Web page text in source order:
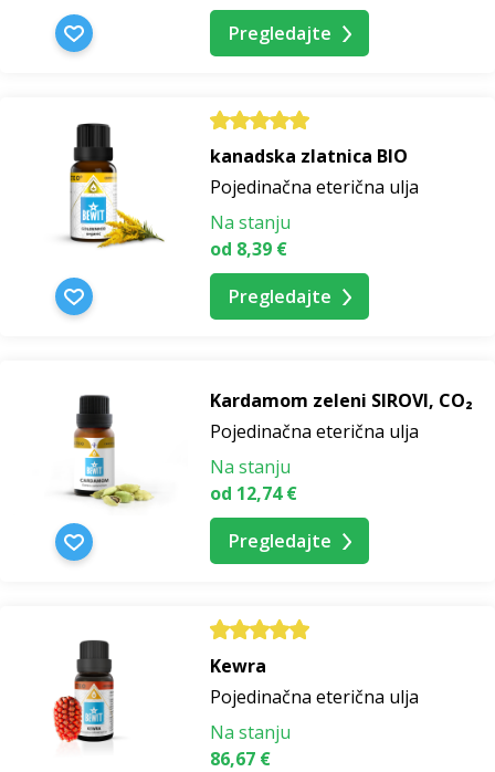
Pregledajte
kanadska zlatnica BIO
Pojedinačna eterična ulja
Na stanju
od 8,39 €
Pregledajte
Kardamom zeleni SIROVI, CO₂
Pojedinačna eterična ulja
Na stanju
od 12,74 €
Pregledajte
Kewra
Pojedinačna eterična ulja
Na stanju
86,67 €